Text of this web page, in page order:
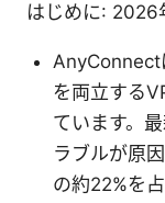
はじめに: 2026
AnyConnect
を両立する
ています。
ラブルが原
の約22%を